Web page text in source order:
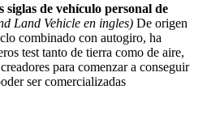
de vehículo personal de
Land Vehicle en ingles) De origen
combinado con autogiro, ha
test tanto de tierra como de aire,
para comenzar a conseguir
ser comercializadas